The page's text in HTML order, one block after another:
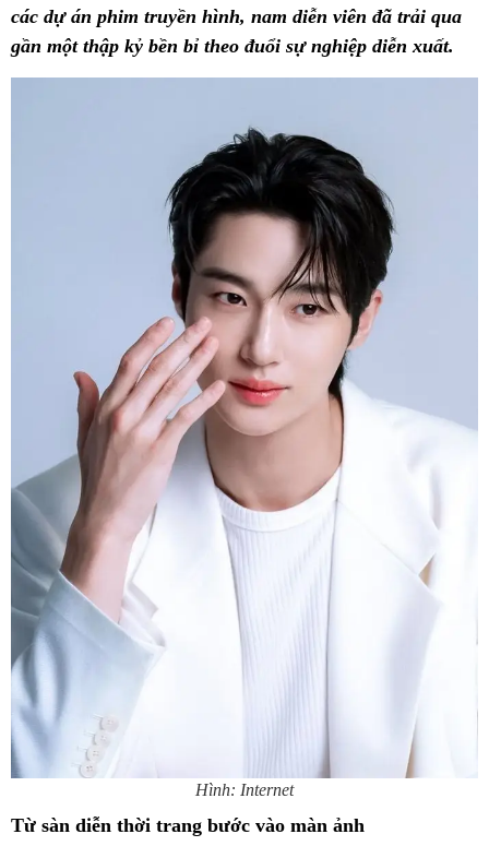
các dự án phim truyền hình, nam diễn viên đã trải qua
gần một thập kỷ bền bỉ theo đuổi sự nghiệp diễn xuất.
Hình: Internet
Từ sàn diễn thời trang bước vào màn ảnh